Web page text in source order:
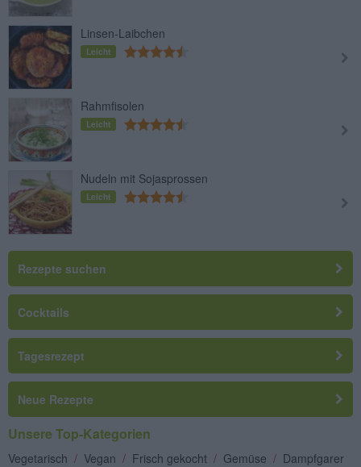
Linsen-Laibchen
Leicht
Rahmfisolen
Leicht
Nudeln mit Sojasprossen
Leicht
Rezepte suchen
Cocktails
Tagesrezept
Neue Rezepte
Unsere Top-Kategorien
Vegetarisch / Vegan / Frisch gekocht / Gemüse / Dampfgarer